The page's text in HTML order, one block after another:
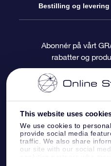
This website uses
We use cookies to
provide social media
traffic. We also share
our site with our social
information that you’ve
Bloggen
Anmeldelser
OSR Gavepakke
OSR-gavekortet
Bedriftsgaver
Star Register
Pesontilpasset
One Million Stars
OSR Starsaver
Fly me to the Stars
Bestilling og levering
Betalingsinformasjon
Fraktinformasjon
Returpolicy
Stjernebildene
Abonnér på vårt
rabatter og